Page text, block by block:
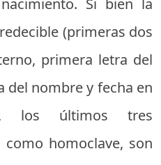
Si bien la
(primeras dos
primera letra del
nombre y fecha en
los últimos tres
como homoclave, son